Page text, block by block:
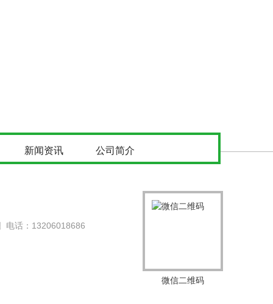
新闻资讯 公司简介
电话：13206018686
微信二维码